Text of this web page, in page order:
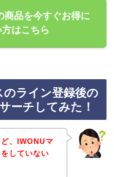
商品を今すぐお得に
はこちら
ライン登録後の
ーチしてみた！
、IWONUマ
していない